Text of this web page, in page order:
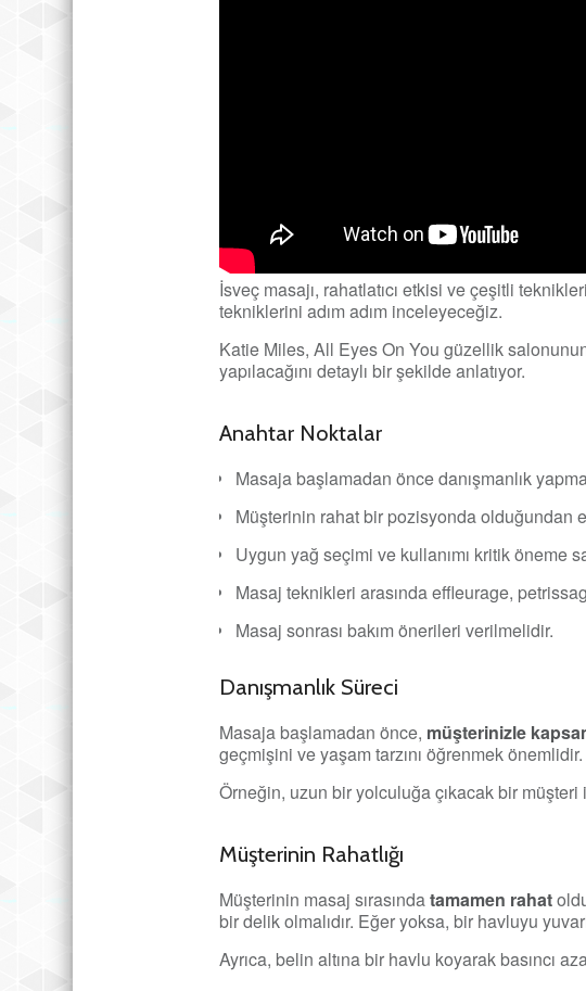
İsveç masajı, rahatlatıcı etkisi ve çeşitli
tekniklerini adım adım inceleyeceğiz.
Katie Miles, All Eyes On You güzellik
yapılacağını detaylı bir şekilde anlatıyor.
Anahtar Noktalar
Masaja başlamadan önce danışmanlık
Müşterinin rahat bir pozisyonda olduğundan
Uygun yağ seçimi ve kullanımı kritik öneme
Masaj teknikleri arasında effleurage,
Masaj sonrası bakım önerileri verilmelidir.
Danışmanlık Süreci
Masaja başlamadan önce, müşterinizle
geçmişini ve yaşam tarzını öğrenmek
Örneğin, uzun bir yolculuğa çıkacak bir müşteri
Müşterinin Rahatlığı
Müşterinin masaj sırasındatamamen rahat
bir delik olmalıdır. Eğer yoksa, bir havluyu
Ayrıca, belin altına bir havlu koyarak basıncı